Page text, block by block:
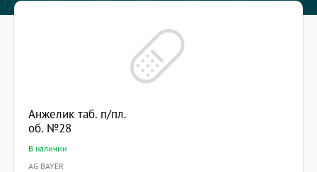
Анжелик таб. п/пл.
об. №28
В наличии
AG BAYER